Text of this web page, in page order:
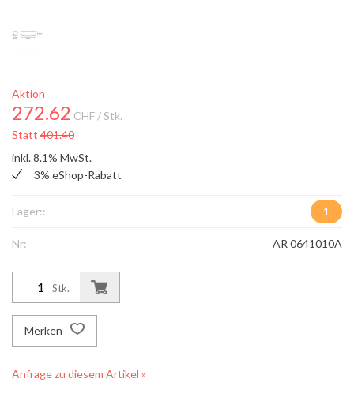
Aktion
272.62 CHF / Stk.
Statt 401.40
inkl. 8.1% MwSt.
3% eShop-Rabatt
Lager:: 1
Nr: AR 0641010A
Stk.
Merken
Anfrage zu diesem Artikel »